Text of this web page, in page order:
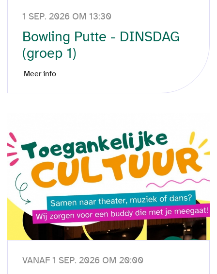
1 SEP. 2026 OM 13:30
Bowling Putte - DINSDAG
(groep 1)
Meer info
VANAF 1 SEP. 2026 OM 20:00